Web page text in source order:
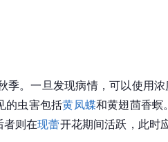
季。一旦发现病情，可以使用
的虫害包括黄凤蝶和黄翅茴香螟
者则在现蕾开花期间活跃，此时